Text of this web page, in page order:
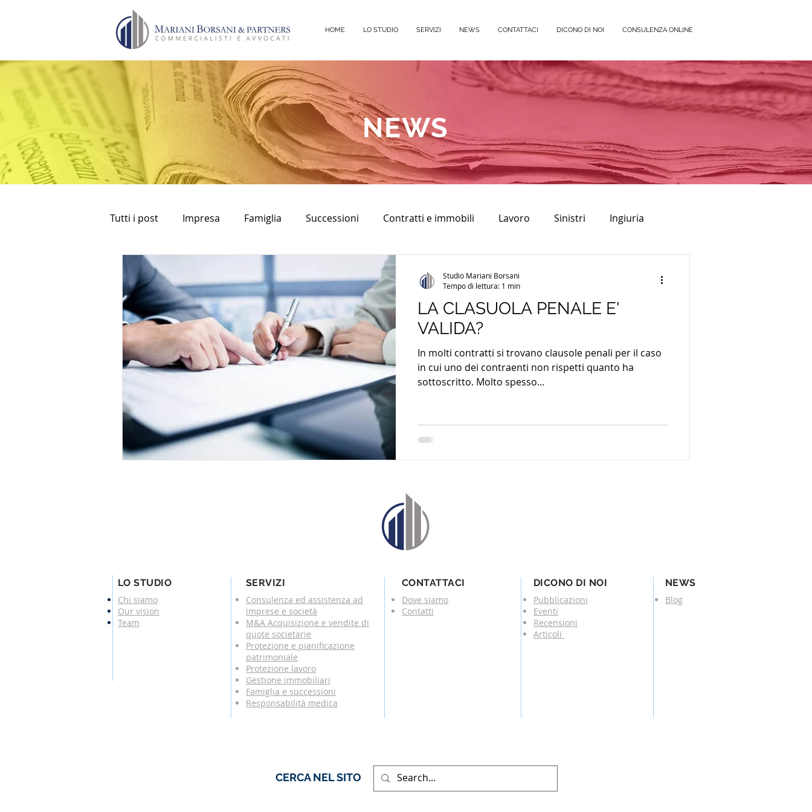
HOME LO STUDIO SERVIZI NEWS CONTATTACI DICONO DI NOI CONSULENZA ONLINE
NEWS
Tutti i post Impresa Famiglia Successioni Contratti e immobili Lavoro Sinistri Ingiuria
bancomat Immobili
LA CLASUOLA PENALE E'
VALIDA?
In molti contratti si trovano clausole penali per il caso
in cui uno dei contraenti non rispetti quanto ha
sottoscritto. Molto spesso...
Studio Mariani Borsani
Tempo di lettura: 1 min
LO STUDIO SERVIZI CONTATTACI DICONO DI NOI
NEWS
Chi siamo
Our vision
Team
Consulenza ed assistenza ad
imprese e società
M&A Acquisizione e vendite di
quote societarie
Protezione e pianificazione
patrimoniale
Protezione lavoro
Gestione immobiliari
Famiglia e successioni
Responsabilità medica
Dove siamo
Contatti
Pubblicazioni
Eventi
Recensioni
Articoli
Blog
CERCA NEL SITO